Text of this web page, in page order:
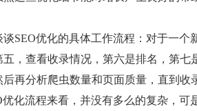
优化的具体工作流程：对于一个
五，查看收录情况，第六是排名，第
后再分析爬虫数量和页面质量，直到收
流程来看，并没有多么的复杂，可